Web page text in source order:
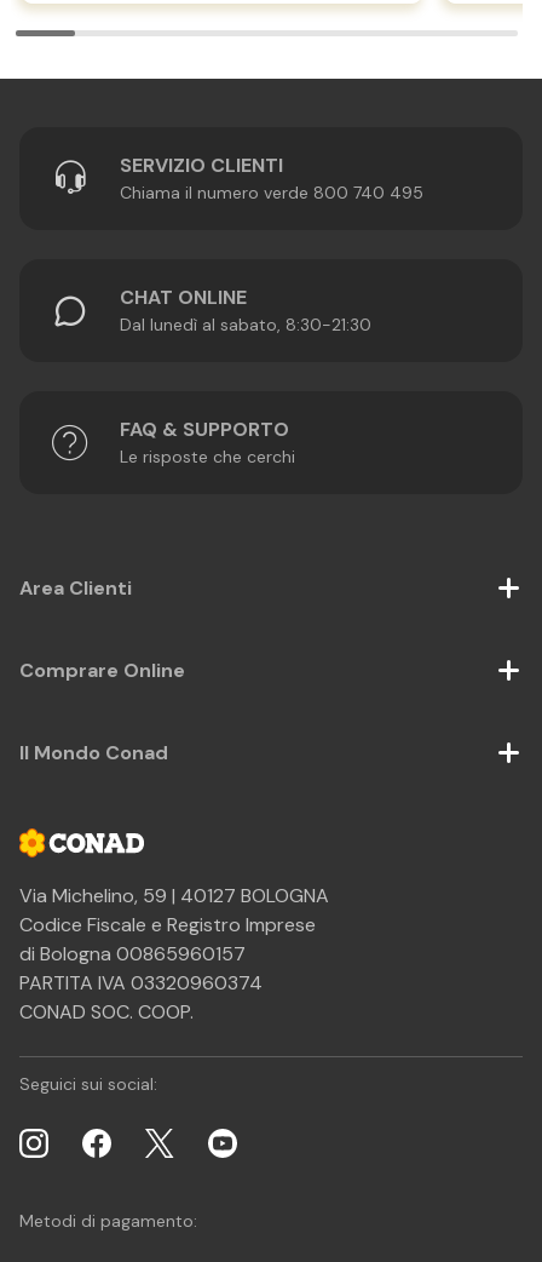
SERVIZIO CLIENTI
Chiama il numero verde 800 740 495
CHAT ONLINE
Dal lunedì al sabato, 8:30-21:30
FAQ & SUPPORTO
Le risposte che cerchi
Via Michelino, 59 | 40127 BOLOGNA
Codice Fiscale e Registro Imprese
di Bologna 00865960157
PARTITA IVA 03320960374
CONAD SOC. COOP.
Area Clienti
Comprare Online
Il Mondo Conad
Seguici sui social:
Metodi di pagamento: